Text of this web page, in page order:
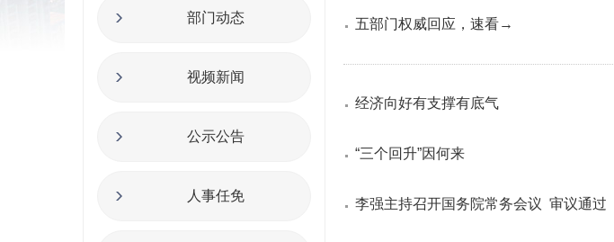
部门动态
视频新闻
公示公告
人事任免
五部门权威回应，速看→
经济向好有支撑有底气
“三个回升”因何来
李强主持召开国务院常务会议 审议通过